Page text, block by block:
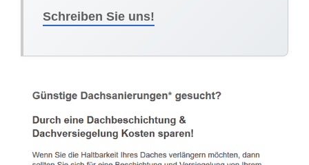
Schreiben Sie uns!